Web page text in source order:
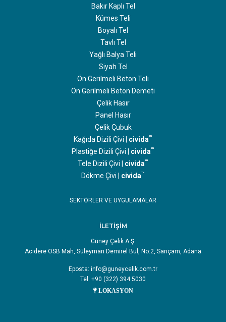
Bakır Kaplı Tel
Kümes Teli
Boyalı Tel
Tavlı Tel
Yağlı Balya Teli
Siyah Tel
Ön Gerilmeli Beton Teli
Ön Gerilmeli Beton Demeti
Çelik Hasır
Panel Hasır
Çelik Çubuk
Kağıda Dizili Çivi | civida™
Plastiğe Dizili Çivi | civida™
Tele Dizili Çivi | civida™
Dökme Çivi | civida™
SEKTÖRLER VE UYGULAMALAR
İLETİŞİM
Güney Çelik A.Ş.
Acıdere OSB Mah, Süleyman Demirel Bul, No:2, Sarıçam, Adana
Eposta: info@guneycelik.com.tr
Tel: +90 (322) 394 5030
LOKASYON